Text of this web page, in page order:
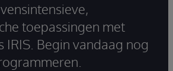
toepassingen met
IRIS. Begin vandaag nog